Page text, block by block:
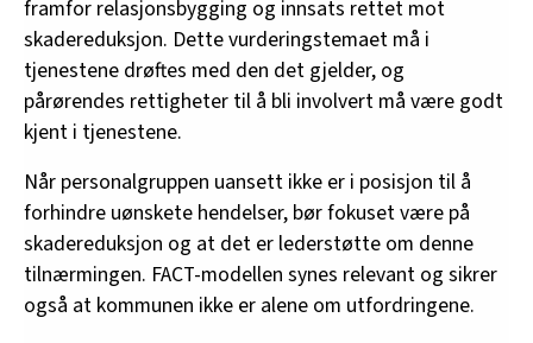
framfor relasjonsbygging og innsats rettet mot
skadereduksjon. Dette vurderingstemaet må i
tjenestene drøftes med den det gjelder, og
pårørendes rettigheter til å bli involvert må være godt
kjent i tjenestene.
Når personalgruppen uansett ikke er i posisjon til å
forhindre uønskete hendelser, bør fokuset være på
skadereduksjon og at det er lederstøtte om denne
tilnærmingen. FACT-modellen synes relevant og sikrer
også at kommunen ikke er alene om utfordringene.